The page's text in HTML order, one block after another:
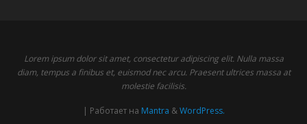
Lorem ipsum dolor sit amet, consectetur adipiscing elit. Nulla massa
diam, tempus a finibus et, euismod nec arcu. Praesent ultrices massa at
molestie facilisis.
| Работает на Mantra &WordPress.